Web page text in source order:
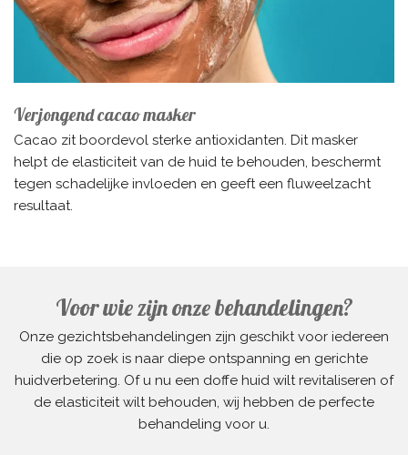
Verjongend cacao masker
Cacao zit boordevol sterke antioxidanten. Dit masker
helpt de elasticiteit van de huid te behouden, beschermt
tegen schadelijke invloeden en geeft een fluweelzacht
resultaat.
Voor wie zijn onze behandelingen?
Onze gezichtsbehandelingen zijn geschikt voor iedereen
die op zoek is naar diepe ontspanning en gerichte
huidverbetering. Of u nu een doffe huid wilt revitaliseren of
de elasticiteit wilt behouden, wij hebben de perfecte
behandeling voor u.